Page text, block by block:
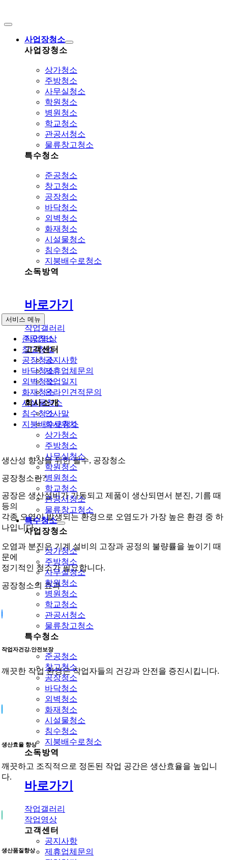
to
Toggle
Navigation사업장청소
사업장청소
상가청소
주방청소
사무실청소
학원청소
병원청소
학교청소
관공서청소
물류창고청소
특수청소
준공청소
창고청소
공장청소
바닥청소
외벽청소
화재청소
시설물청소
침수청소
지붕배수로청소
소독방역
바로가기
작업갤러리
작업영상
고객센터
공지사항
제휴업체문의
작업일지
온라인견적문의
회사소개
인사말
회사위치
상가청소
주방청소
사무실청소
학원청소
병원청소
학교청소
관공서청소
물류창고청소
특수청소
사업장청소
상가청소
주방청소
사무실청소
학원청소
병원청소
학교청소
관공서청소
물류창고청소
특수청소
준공청소
창고청소
공장청소
바닥청소
외벽청소
화재청소
시설물청소
침수청소
지붕배수로청소
소독방역
바로가기
작업갤러리
작업영상
고객센터
공지사항
제휴업체문의
서비스 메뉴
준공청소
창고청소
공장청소
바닥청소
외벽청소
화재청소
시설물청소
침수청소
지붕배수로청소
생산성 향샹을 위한 필수, 공장청소
공장청소란?
공장은 생산설비가 가동되고 제품이 생산되면서 분진, 기름 때
등의
각종 오염이 발생되는 환경으로 오염도가 가장 높은 환경 중 하
나입니다.
오염과 분진은 기계 설비의 고장과 공정의 불량률을 높이기 때
문에
정기적인 청소가 필요합니다.
공장청소의 효과
작업자건강.안전보장
깨끗한 작업 환경은 작업자들의 건강과 안전을 증진시킵니다.
생산효율 향상
깨끗하고 조직적으로 정돈된 작업 공간은 생산효율을 높입니
다.
생산품질향상